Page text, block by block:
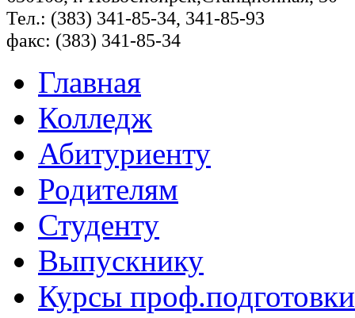
Тел.: (383) 341-85-34, 341-85-93
факс: (383) 341-85-34
Главная
Колледж
Абитуриенту
Родителям
Студенту
Выпускнику
Курсы проф.подготовки